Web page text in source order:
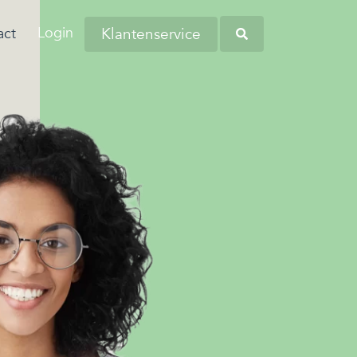
Dit komt
de woonlasten in
hoog zijn…
kampen met
persoonlijke financiële
zorgen?
en andere
omtrent
regio's. Kom bij ons
en wellicht word jij onze
collega!
Login Klantenservice